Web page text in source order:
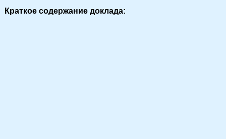
Краткое содержание доклада: